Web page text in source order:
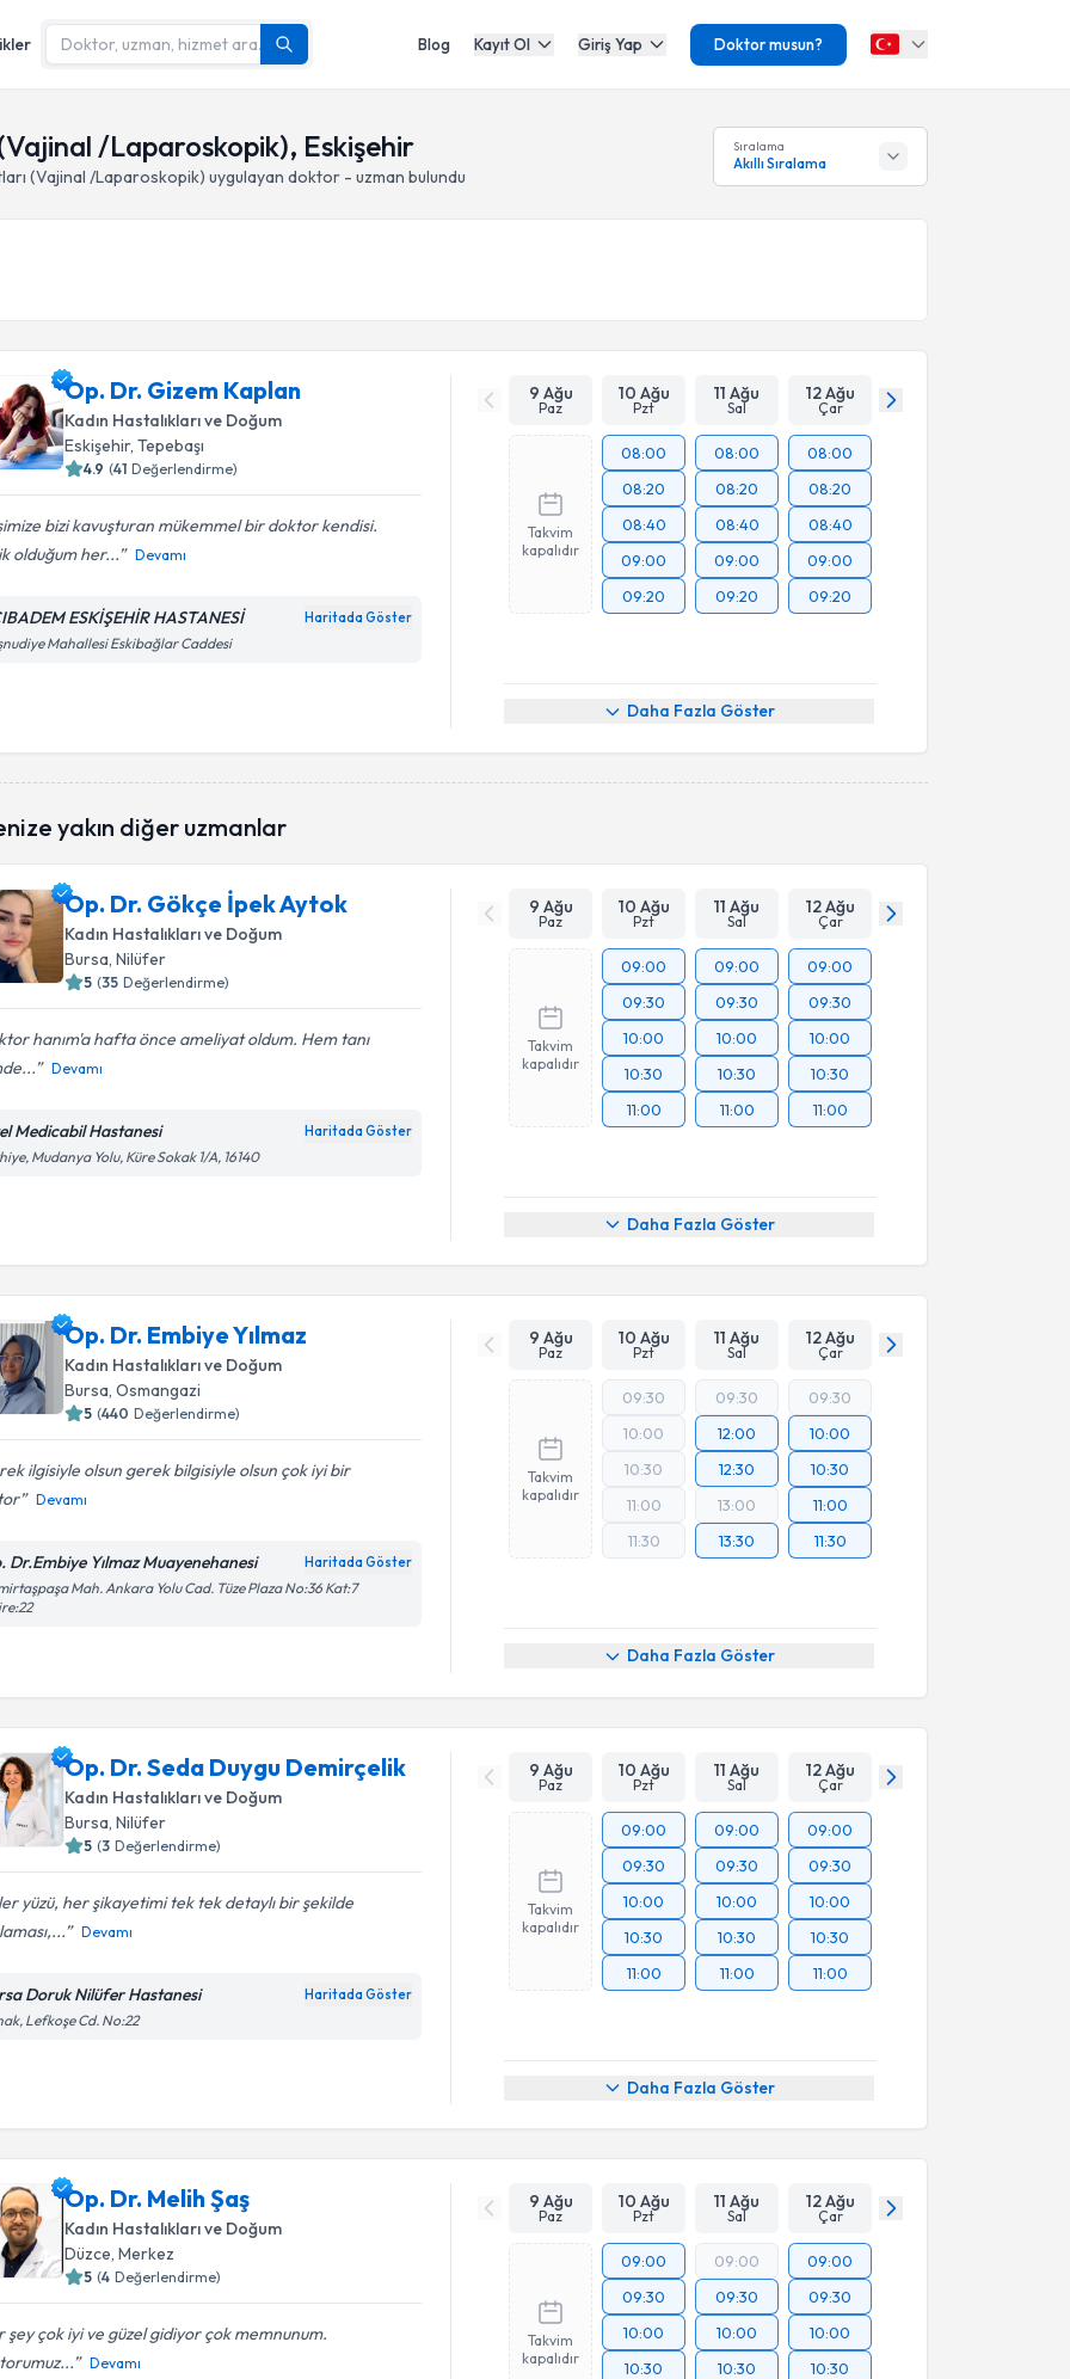
Blog Kayıt Ol Giriş Yap Doktor musun?
/Laparoskopik), Eskişehir
(Vajinal /Laparoskopik) uygulayan doktor - uzman bulundu
Sıralama
Akıllı Sıralama
Op. Dr. Gizem Kaplan
Kadın Hastalıkları ve Doğum
Eskişehir, Tepebaşı
4.9 (41 Değerlendirme)
bizi kavuşturan mükemmel bir doktor kendisi.
olduğum her...
Devamı
ESKİŞEHİR HASTANESİ Haritada Göster
Mahallesi Eskibağlar Caddesi
9 Ağu
Paz
10 Ağu
Pzt
11 Ağu
Sal
12 Ağu
Çar
Takvim
kapalıdır
08:00
08:20
08:40
09:00
09:20
08:00
08:20
08:40
09:00
09:20
08:00
08:20
08:40
09:00
09:20
Daha Fazla Göster
yakın diğer uzmanlar
Op. Dr. Gökçe İpek Aytok
Kadın Hastalıkları ve Doğum
Bursa , Nilüfer
5 (35 Değerlendirme)
hanım'a hafta önce ameliyat oldum. Hem tanı
Devamı
Medicabil Hastanesi Haritada Göster
Mudanya Yolu, Küre Sokak 1/A, 16140
9 Ağu
Paz
10 Ağu
Pzt
11 Ağu
Sal
12 Ağu
Çar
Takvim
kapalıdır
09:00
09:30
10:00
10:30
11:00
09:00
09:30
10:00
10:30
11:00
09:00
09:30
10:00
10:30
11:00
Daha Fazla Göster
Op. Dr. Embiye Yılmaz
Kadın Hastalıkları ve Doğum
Bursa, Osmangazi
5 (440 Değerlendirme)
ilgisiyle olsun gerek bilgisiyle olsun çok iyi bir
Devamı
Dr.Embiye Yılmaz Muayenehanesi Haritada Göster
Mah. Ankara Yolu Cad. Tüze Plaza No:36 Kat:7
9 Ağu
Paz
10 Ağu
Pzt
11 Ağu
Sal
12 Ağu
Çar
Takvim
kapalıdır
09:30
10:00
10:30
11:00
11:30
09:30
12:00
12:30
13:00
13:30
09:30
10:00
10:30
11:00
11:30
Daha Fazla Göster
Op. Dr. Seda Duygu Demirçelik
Kadın Hastalıkları ve Doğum
Bursa , Nilüfer
5 (3 Değerlendirme)
yüzü, her şikayetimi tek tek detaylı bir şekilde
Devamı
Doruk Nilüfer Hastanesi Haritada Göster
Lefkoşe Cd. No:22
9 Ağu
Paz
10 Ağu
Pzt
11 Ağu
Sal
12 Ağu
Çar
Takvim
kapalıdır
09:00
09:30
10:00
10:30
11:00
09:00
09:30
10:00
10:30
11:00
09:00
09:30
10:00
10:30
11:00
Daha Fazla Göster
Op. Dr. Melih Şaş
Kadın Hastalıkları ve Doğum
Düzce, Merkez
5 (4 Değerlendirme)
şey çok iyi ve güzel gidiyor çok memnunum.
Devamı
9 Ağu
Paz
10 Ağu
Pzt
11 Ağu
Sal
12 Ağu
Çar
Takvim
kapalıdır
09:00
09:30
10:00
10:30
09:00
09:30
10:00
10:30
09:00
09:30
10:00
10:30